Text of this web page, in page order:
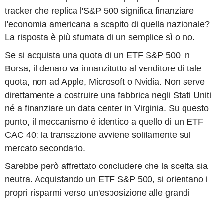
tracker che replica l'S&P 500 significa finanziare
l'economia americana a scapito di quella nazionale?
La risposta è più sfumata di un semplice sì o no.
Se si acquista una quota di un ETF S&P 500 in
Borsa, il denaro va innanzitutto al venditore di tale
quota, non ad Apple, Microsoft o Nvidia. Non serve
direttamente a costruire una fabbrica negli Stati Uniti
né a finanziare un data center in Virginia. Su questo
punto, il meccanismo è identico a quello di un ETF
CAC 40: la transazione avviene solitamente sul
mercato secondario.
Sarebbe però affrettato concludere che la scelta sia
neutra. Acquistando un ETF S&P 500, si orientano i
propri risparmi verso un'esposizione alle grandi